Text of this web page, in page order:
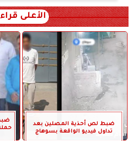
الأعلى
ضبط لص أحذية المصلين بعد
تداول فيديو الواقعة بسوهاج